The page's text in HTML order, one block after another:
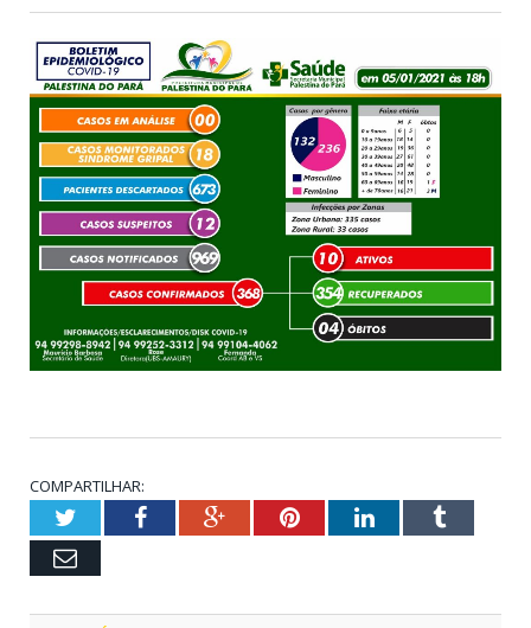
COMPARTILHAR:
TwitterFacebookGoogle+PinterestLinkedInTumblr
Email